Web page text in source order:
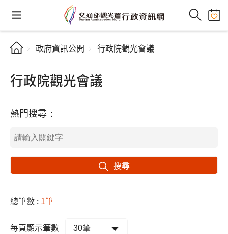
政府資訊公開 行政院觀光會議
行政院觀光會議
熱門搜尋：
搜尋
總筆數 : 1筆
每頁顯示筆數